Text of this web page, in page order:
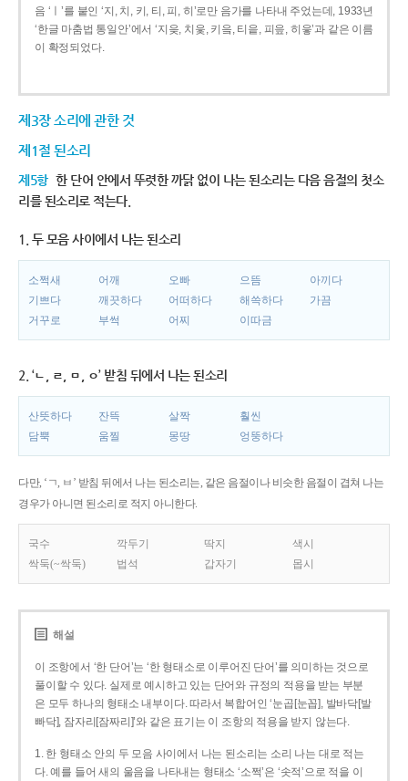
음 ‘ㅣ’를 붙인 ‘지, 치, 키, 티, 피, 히’로만 음가를 나타내 주었는데, 1933년
‘한글 마춤법 통일안’에서 ‘지읒, 치읓, 키읔, 티읕, 피읖, 히읗’과 같은 이름
이 확정되었다.
제3장 소리에 관한 것
제1절 된소리
제5항 한 단어 안에서 뚜렷한 까닭 없이 나는 된소리는 다음 음절의 첫소
리를 된소리로 적는다.
1. 두 모음 사이에서 나는 된소리
소쩍새 어깨 오빠 으뜸
아끼다
기쁘다
깨끗하다 어떠하다 해쓱하다
가끔
거꾸로
부썩 어찌 이따금
2. ‘ㄴ, ㄹ, ㅁ, ㅇ’ 받침 뒤에서 나는 된소리
산뜻하다 잔뜩 살짝
훨씬
담뿍
움찔 몽땅 엉뚱하다
다만, ‘ㄱ, ㅂ’ 받침 뒤에서 나는 된소리는, 같은 음절이나 비슷한 음절이 겹쳐 나는
경우가 아니면 된소리로 적지 아니한다.
국수 깍두기 딱지
색시
싹둑(~싹둑)
법석 갑자기 몹시
해설
이 조항에서 ‘한 단어’는 ‘한 형태소로 이루어진 단어’를 의미하는 것으로
풀이할 수 있다. 실제로 예시하고 있는 단어와 규정의 적용을 받는 부분
은 모두 하나의 형태소 내부이다. 따라서 복합어인 ‘눈곱[눈꼽], 발바닥[발
빠닥], 잠자리[잠짜리]’와 같은 표기는 이 조항의 적용을 받지 않는다.
1. 한 형태소 안의 두 모음 사이에서 나는 된소리는 소리 나는 대로 적는
다. 예를 들어 새의 울음을 나타내는 형태소 ‘소쩍’은 ‘솟적’으로 적을 이